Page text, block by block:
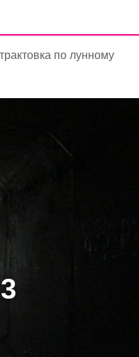
по лунному